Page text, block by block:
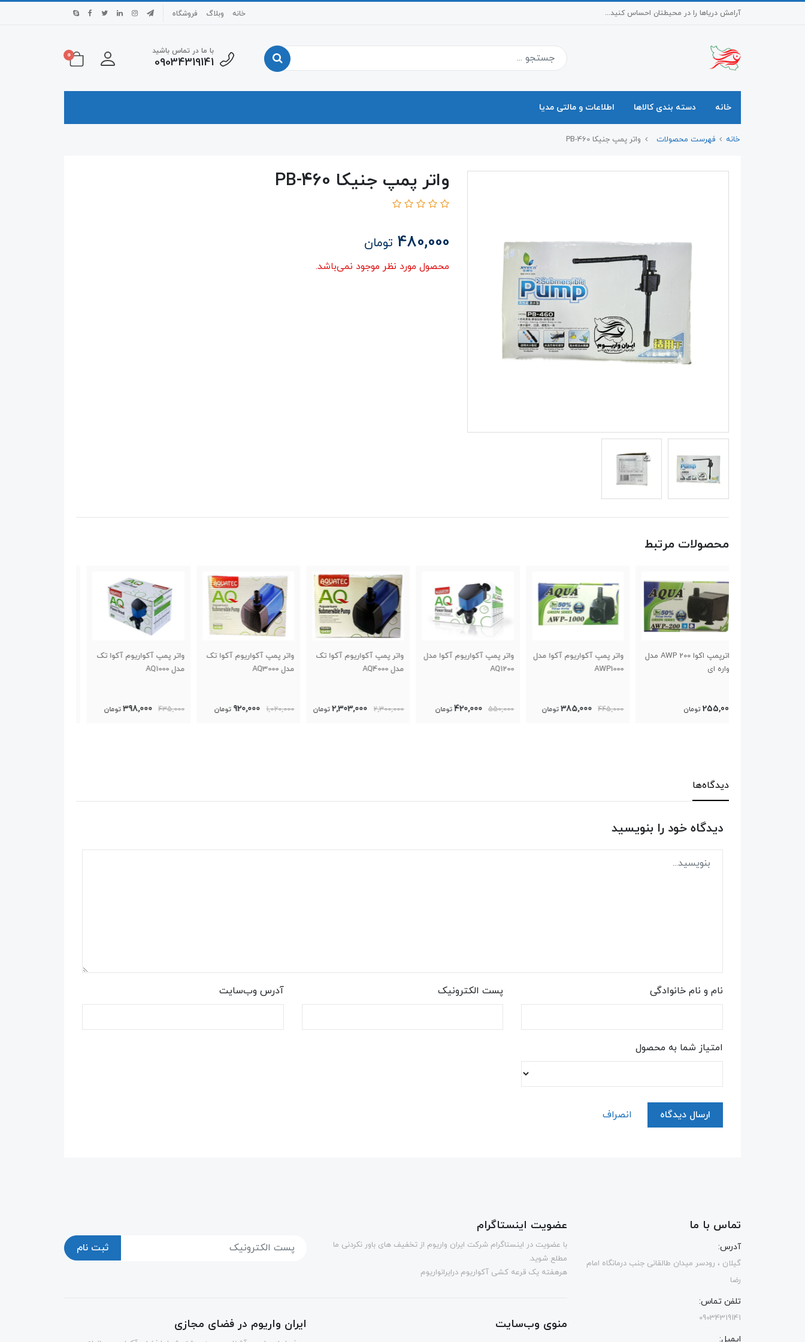
آرامش دریاها را در محیطتان احساس کنید... خانه وبلاگ فروشگاه
با ما در تماس باشید
09034319141
0
خانه دسته بندی کالاها اطلاعات و مالتی مدیا
خانه فهرست محصولات واتر پمپ جنیکا PB-460
واتر پمپ جنیکا PB-460
480,000 تومان
محصول مورد نظر موجود نمی‌باشد.
محصولات مرتبط
واتر پمپ آکواریوم آکوا مدل
AWP1000
445,000
385,000
واتر پمپ آکواریوم آکوا مدل
AQ1200
550,000
420,000 تومان
واتر پمپ آکواریوم آکوا تک
مدل AQ4000
2,300,000
2,303,000
واتر پمپ آکواریوم آکوا تک
مدل AQ3000
1,020,000
920,000 تومان
واتر پمپ آکواریوم آکوا تک
مدل AQ1000
435,000
398,000 تومان
واتر پمپ آکواریوم آکوا تک
مدل AQ1200
470,000
387,000 تومان
دیدگاه‌ها
دیدگاه خود را بنویسید
نام و نام خانوادگی پست الکترونیک آدرس وب‌سایت
امتیاز شما به محصول
ارسال دیدگاه انصراف
تماس با ما
آدرس:
گیلان ، رودسر میدان طالقانی جنب درمانگاه امام
رضا
تلفن تماس:
09034319141
ایمیل:
عضویت اینستاگرام
با عضویت در اینستاگرام شرکت ایران واریوم از تخفیف های باور نکردنی ما
مطلع شوید.
هرهفته یک قرعه کشی آکواریوم درایرانواریوم
ثبت نام
منوی وب‌سایت ایران واریوم در فضای مجازی